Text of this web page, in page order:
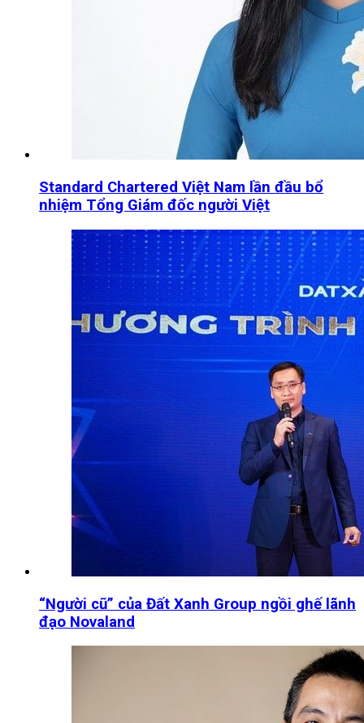
Standard Chartered Việt Nam lần đầu bổ
nhiệm Tổng Giám đốc người Việt
“Người cũ” của Đất Xanh Group ngồi ghế lãnh
đạo Novaland